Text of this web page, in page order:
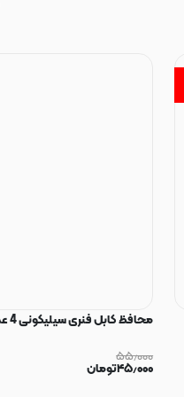
محافظ کابل فنری سیلیکونی 4 عددی (طرح رندوم)
۵۵٫۰۰۰
۴۵٫۰۰۰تومان